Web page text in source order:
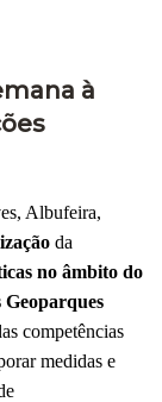
à
Albufeira,
da
no âmbito do
competências
medidas e